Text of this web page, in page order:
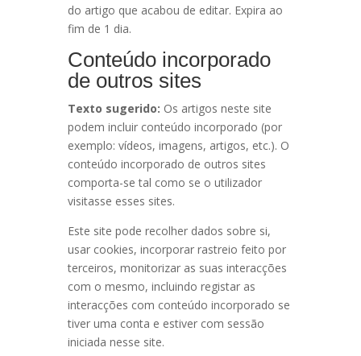
do artigo que acabou de editar. Expira ao
fim de 1 dia.
Conteúdo incorporado
de outros sites
Texto sugerido: Os artigos neste site
podem incluir conteúdo incorporado (por
exemplo: vídeos, imagens, artigos, etc.). O
conteúdo incorporado de outros sites
comporta-se tal como se o utilizador
visitasse esses sites.
Este site pode recolher dados sobre si,
usar cookies, incorporar rastreio feito por
terceiros, monitorizar as suas interacções
com o mesmo, incluindo registar as
interacções com conteúdo incorporado se
tiver uma conta e estiver com sessão
iniciada nesse site.